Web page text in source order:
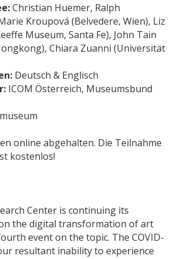
Christian Huemer, Ralph
Kroupová (Belvedere, Wien), Liz
Museum, Santa Fe), John Tain
Chiara Zuanni (Universität
Deutsch & Englisch
ICOM Österreich, Museumsbund
online abgehalten. Die Teilnahme
kostenlos!
Center is continuing its
the digital transformation of art
event on the topic. The COVID-
resultant inability to experience